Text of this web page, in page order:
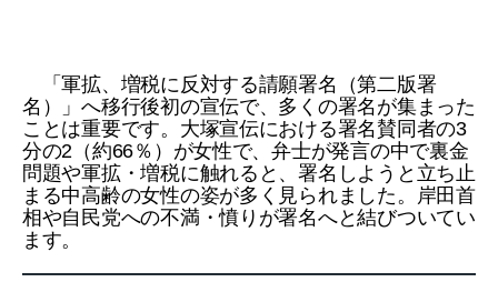
「軍拡、増税に反対する請願署名（第二版署
名）」へ移行後初の宣伝で、多くの署名が集まった
ことは重要です。大塚宣伝における署名賛同者の3
分の2（約66％）が女性で、弁士が発言の中で裏金
問題や軍拡・増税に触れると、署名しようと立ち止
まる中高齢の女性の姿が多く見られました。岸田首
相や自民党への不満・憤りが署名へと結びついてい
ます。